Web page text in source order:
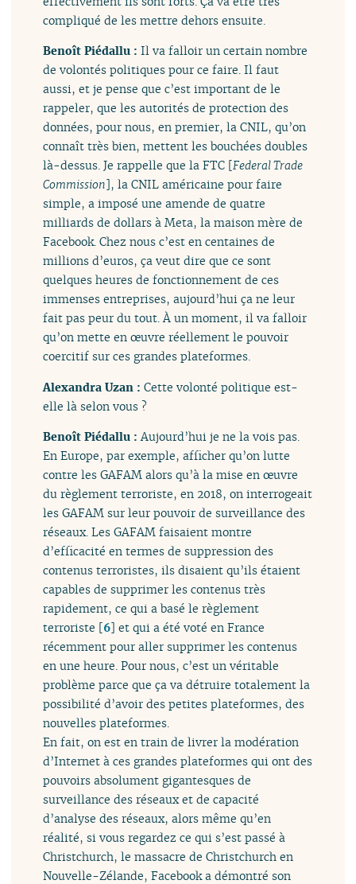
compliqué de les mettre dehors ensuite.
Benoît Piédallu :Il va falloir un certain nombre
de volontés politiques pour ce faire. Il faut
aussi, et je pense que c’est important de le
rappeler, que les autorités de protection des
données, pour nous, en premier, la CNIL, qu’on
connaît très bien, mettent les bouchées doubles
là-dessus. Je rappelle que la FTC [Federal Trade
Commission], la CNIL américaine pour faire
simple, a imposé une amende de quatre
milliards de dollars à Meta, la maison mère de
Facebook. Chez nous c’est en centaines de
millions d’euros, ça veut dire que ce sont
quelques heures de fonctionnement de ces
immenses entreprises, aujourd’hui ça ne leur
fait pas peur du tout. À un moment, il va falloir
qu’on mette en œuvre réellement le pouvoir
coercitif sur ces grandes plateformes.
Alexandra Uzan :Cette volonté politique est-
elle là selon vous ?
Benoît Piédallu :Aujourd’hui je ne la vois pas.
En Europe, par exemple, afficher qu’on lutte
contre les GAFAM alors qu’à la mise en œuvre
du règlement terroriste, en 2018, on interrogeait
les GAFAM sur leur pouvoir de surveillance des
réseaux. Les GAFAM faisaient montre
d’efficacité en termes de suppression des
contenus terroristes, ils disaient qu’ils étaient
capables de supprimer les contenus très
rapidement, ce qui a basé le règlement
terroriste [6] et qui a été voté en France
récemment pour aller supprimer les contenus
en une heure. Pour nous, c’est un véritable
problème parce que ça va détruire totalement la
possibilité d’avoir des petites plateformes, des
nouvelles plateformes.
En fait, on est en train de livrer la modération
d’Internet à ces grandes plateformes qui ont des
pouvoirs absolument gigantesques de
surveillance des réseaux et de capacité
d’analyse des réseaux, alors même qu’en
réalité, si vous regardez ce qui s’est passé à
Christchurch, le massacre de Christchurch en
Nouvelle-Zélande, Facebook a démontré son